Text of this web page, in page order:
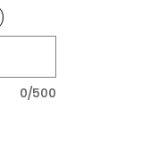
după care să
0/500